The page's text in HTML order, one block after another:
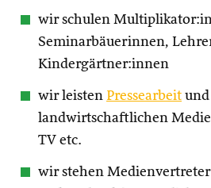
wir schulen
Seminarbäuerinnen,
Kindergärtner:innen
wir leisten Pressearbeit
landwirtschaftlichen
TV etc.
wir stehen